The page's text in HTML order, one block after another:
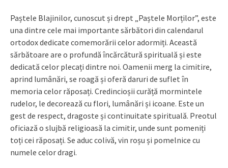
Paștele Blajinilor, cunoscut și drept „Paștele Morților”, este
una dintre cele mai importante sărbători din calendarul
ortodox dedicate comemorării celor adormiți. Această
sărbătoare are o profundă încărcătură spirituală și este
dedicată celor plecați dintre noi. Oamenii merg la cimitire,
aprind lumânări, se roagă și oferă daruri de suflet în
memoria celor răposați. Credincioșii curăță mormintele
rudelor, le decorează cu flori, lumânări și icoane. Este un
gest de respect, dragoste și continuitate spirituală. Preotul
oficiază o slujbă religioasă la cimitir, unde sunt pomeniți
toți cei răposați. Se aduc colivă, vin roșu și pomelnice cu
numele celor dragi.